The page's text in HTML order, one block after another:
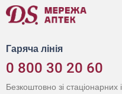
Гаряча лінія
0 800 30 20 60
Безкоштовно зі стаціонарних і